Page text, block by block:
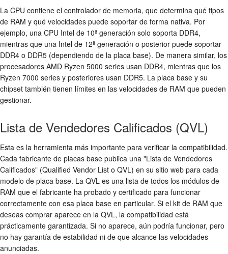
La CPU contiene el controlador de memoria, que determina qué tipos
de RAM y qué velocidades puede soportar de forma nativa. Por
ejemplo, una CPU Intel de 10ª generación solo soporta DDR4,
mientras que una Intel de 12ª generación o posterior puede soportar
DDR4 o DDR5 (dependiendo de la placa base). De manera similar, los
procesadores AMD Ryzen 5000 series usan DDR4, mientras que los
Ryzen 7000 series y posteriores usan DDR5. La placa base y su
chipset también tienen límites en las velocidades de RAM que pueden
gestionar.
Lista de Vendedores Calificados (QVL)
Esta es la herramienta más importante para verificar la compatibilidad.
Cada fabricante de placas base publica una "Lista de Vendedores
Calificados" (Qualified Vendor List o QVL) en su sitio web para cada
modelo de placa base. La QVL es una lista de todos los módulos de
RAM que el fabricante ha probado y certificado para funcionar
correctamente con esa placa base en particular. Si el kit de RAM que
deseas comprar aparece en la QVL, la compatibilidad está
prácticamente garantizada. Si no aparece, aún podría funcionar, pero
no hay garantía de estabilidad ni de que alcance las velocidades
anunciadas.